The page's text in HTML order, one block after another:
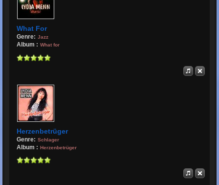
[audio] Tausendmal
[audio] Nur Du
[audio] Baila Baila
[audio] Fass mich an
[audio] Lass mich in Dein Herz (Remix)
[audio] Lass mich in Dein Herz
[audio] The Power of Love
[audio] Mamor, Stein und Eisen bricht
What For
Genre: Jazz
Album : What for
Herzenbetrüger
Genre: Schlager
Album : Herzenbetrüger